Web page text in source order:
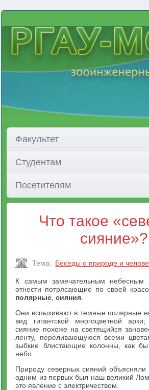
Факультет
Студентам
Посетителям
Что такое
сияние»?
Тема: Беседы о природе и
К самым замечательным небесным
отнести потрясающие по своей
полярные ,сияния
Они вспыхивают в темные полярные
вид гигантской многоцветной
сияние похоже на светящийся
ленту, переливающуюся всеми
зыбкие блистающие колонны, как
небо.
Природу северных сияний
одним из первых был наш великий
это явление с электричеством.